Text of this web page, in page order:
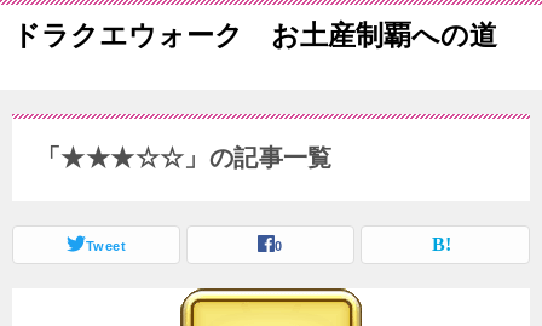
ドラクエウォーク お土産制覇への道
「★★★☆☆」の記事一覧
Tweet 0